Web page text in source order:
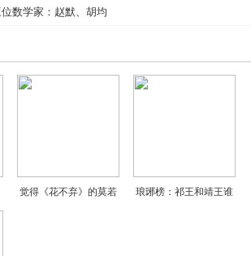
数学家：赵默、胡均
觉得《花不弃》的莫若 琅琊榜：祁王和靖王谁